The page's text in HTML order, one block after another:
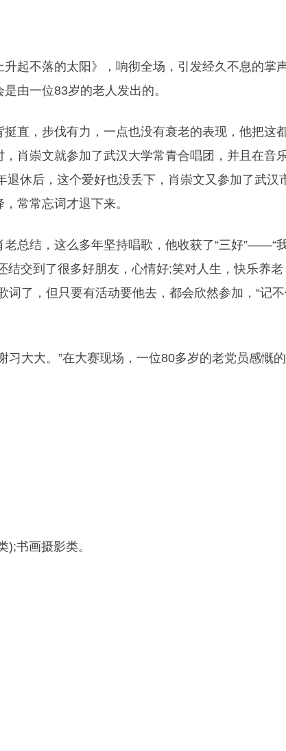
不落的太阳》，响彻全场，引发经久不息的掌声
由一位83岁的老人发出的。
，步伐有力，一点也没有衰老的表现，他把这
肖崇文就参加了武汉大学常青合唱团，并且在音
休后，这个爱好也没丢下，肖崇文又参加了武汉
常常忘词才退下来。
总结，这么多年坚持唱歌，他收获了“三好”——“
交到了很多好朋友，心情好;笑对人生，快乐养老
了，但只要有活动要他去，都会欣然参加，“记
大大。”在大赛现场，一位80多岁的老党员感慨的
书画摄影类。